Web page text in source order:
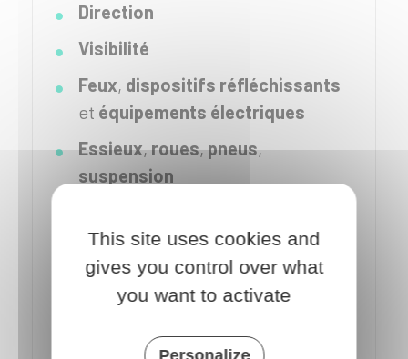
Direction
Visibilité
Feux, dispositifs réfléchissants
et équipements électriques
Essieux,roues,pneus,
suspension
châssis
Autre matériel :klaxon(avertisseur
sonore)…
Nuisances: pollution, niveau
This site uses cookies and
gives you control over what
you want to activate
Personalize